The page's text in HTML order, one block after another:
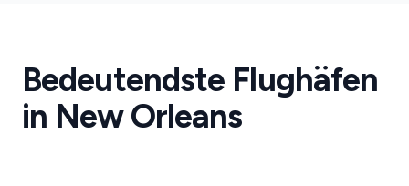
Bedeutendste Flughäfen
in New Orleans
Orleans
·
MSY